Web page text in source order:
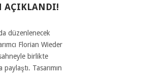
AÇIKLANDI!
düzenlenecek
Florian Wieder
birlikte
Tasarımın